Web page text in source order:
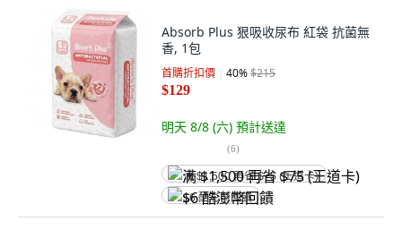
Absorb Plus 狠吸收尿布 紅袋 抗菌無
香, 1包
首購折扣價 40%$215
$129
明天 8/8 (六) 預計送達
(6)
满 $1,500 再省 $75 (王道卡)
$6 酷澎幣回饋